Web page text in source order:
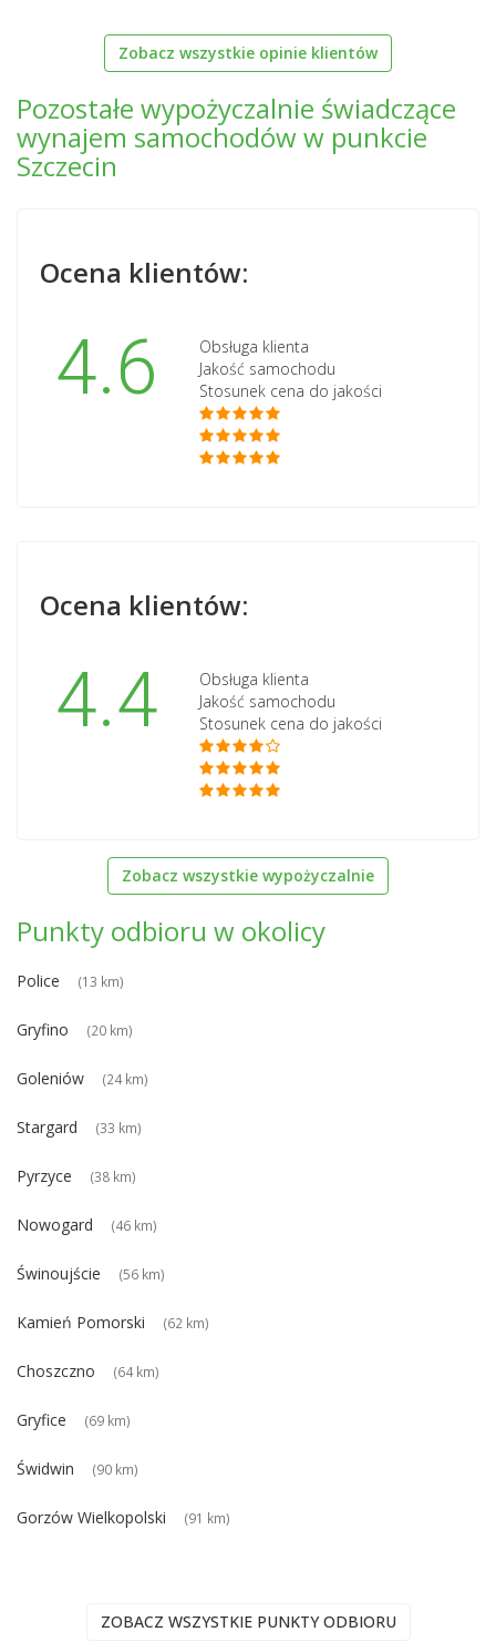
Zobacz wszystkie opinie klientów
Pozostałe wypożyczalnie świadczące
wynajem samochodów w punkcie
Szczecin
Ocena klientów:
4.6
Obsługa klienta
Jakość samochodu
Stosunek cena do jakości
Ocena klientów:
4.4
Obsługa klienta
Jakość samochodu
Stosunek cena do jakości
Zobacz wszystkie wypożyczalnie
Punkty odbioru w okolicy
Police (13 km)
Gryfino (20 km)
Goleniów (24 km)
Stargard (33 km)
Pyrzyce (38 km)
Nowogard (46 km)
Świnoujście (56 km)
Kamień Pomorski (62 km)
Choszczno (64 km)
Gryfice (69 km)
Świdwin (90 km)
Gorzów Wielkopolski (91 km)
ZOBACZ WSZYSTKIE PUNKTY ODBIORU